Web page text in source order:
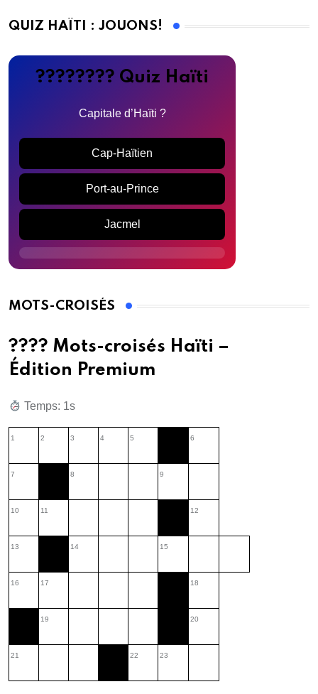
QUIZ HAÏTI : JOUONS!
???????? Quiz Haïti
Capitale d’Haïti ?
Cap-Haïtien
Port-au-Prince
Jacmel
MOTS-CROISÉS
???? Mots-croisés Haïti –
Édition Premium
Temps: 2s
1 2 3 4 5 6
7 8 9
10 11 12
13 14 15
16 17 18
19 20
21 22 23